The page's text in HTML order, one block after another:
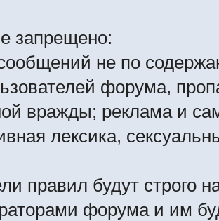
запрещено:
не по
форума,
вражды; реклама и
лексика,
правил будут строго
форума и им